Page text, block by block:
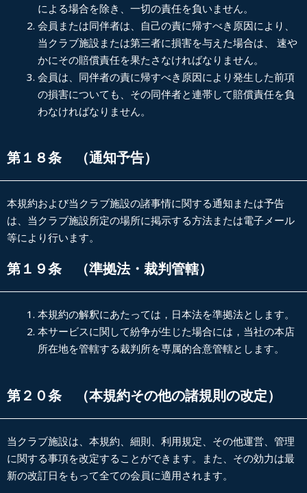
による場合を除き、一切の責任を負いません。
会員または同伴者は、自己の責に帰すべき原因により、
当クラブ施設または第三者に損害を与えた場合は、 速や
かにその賠償責任を果たさなければなりません。
会員は、同伴者の責に帰すべき原因により発生した前項
の損害についても、その同伴者と連帯して賠償責任を負
わなければなりません。
第１８条 （通知予告）
本規約および当クラブ施設の諸事情に関する通知または予告
は、当クラブ施設所定の場所に掲示する方法または電子メール
等により行います。
第１９条 （準拠法・裁判管轄）
本規約の解釈にあたっては，日本法を準拠法とします。
本サービスに関して紛争が生じた場合には，当社の本店
所在地を管轄する裁判所を専属的合意管轄とします。
第２０条 （本規約その他の諸規則の改定）
当クラブ施設は、本規約、細則、利用規定、その他運営、管理
に関する事項を改定することができます。また、その効力は最
新の改訂日をもって全ての会員に適用されます。